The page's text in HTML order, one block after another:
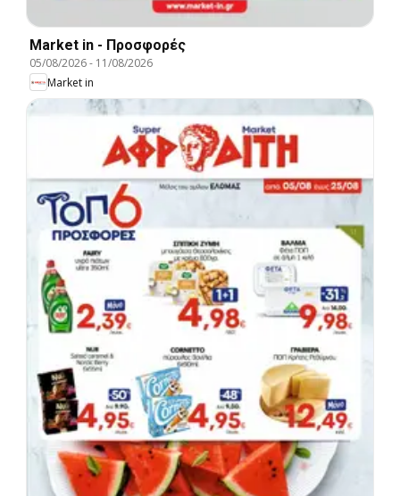
Market in - Προσφορές
05/08/2026- 11/08/2026
Market in